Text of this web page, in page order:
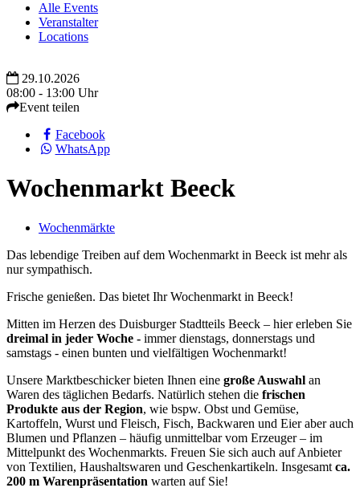
Alle Events
Veranstalter
Locations
29.10.2026
08:00 - 13:00 Uhr
Event teilen
Facebook
WhatsApp
Wochenmarkt Beeck
Wochenmärkte
Das lebendige Treiben auf dem Wochenmarkt in Beeck ist mehr als
nur sympathisch.
Frische genießen. Das bietet Ihr Wochenmarkt in Beeck!
Mitten im Herzen des Duisburger Stadtteils Beeck – hier erleben Sie
dreimal in jeder Woche - immer dienstags, donnerstags und
samstags - einen bunten und vielfältigen Wochenmarkt!
Unsere Marktbeschicker bieten Ihnen eine große Auswahl an
Waren des täglichen Bedarfs. Natürlich stehen die frischen
Produkte aus der Region, wie bspw. Obst und Gemüse,
Kartoffeln, Wurst und Fleisch, Fisch, Backwaren und Eier aber auch
Blumen und Pflanzen – häufig unmittelbar vom Erzeuger – im
Mittelpunkt des Wochenmarkts. Freuen Sie sich auch auf Anbieter
von Textilien, Haushaltswaren und Geschenkartikeln. Insgesamt ca.
200 m Warenpräsentation warten auf Sie!